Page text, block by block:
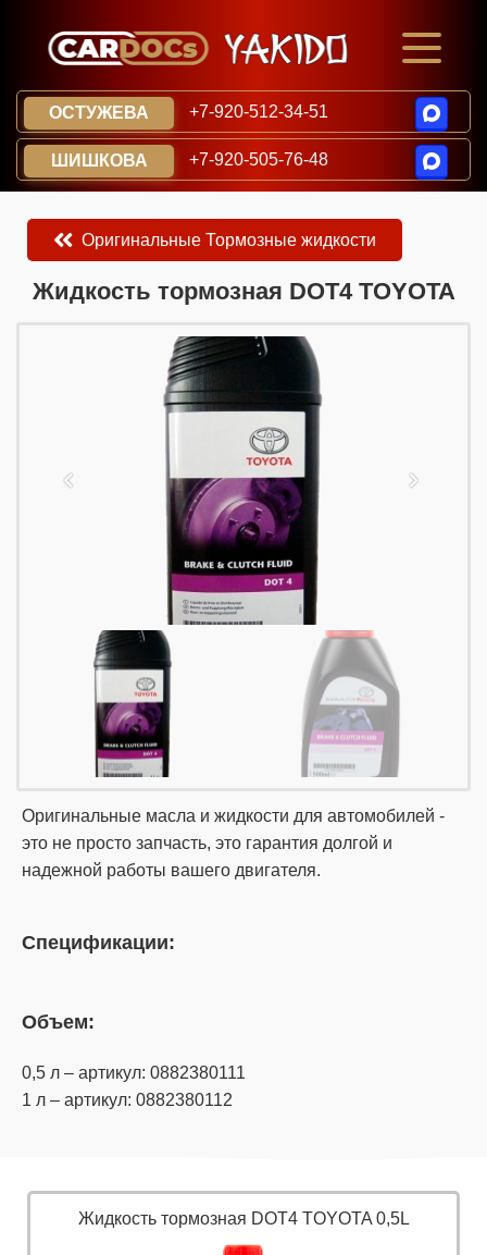
ОСТУЖЕВА +7-920-512-34-51
ШИШКОВА +7-920-505-76-48
Оригинальные Тормозные жидкости
​​​​Жидкость тормозная DOT4 TOYOTA
Оригинальные масла и жидкости для автомобилей -
это не просто запчасть, это гарантия долгой и
надежной работы вашего двигателя.
Спецификации:
Объем:
0,5 л – артикул: 0882380111
1 л – артикул: 0882380112
Жидкость тормозная DOT4 TOYOTA 0,5L